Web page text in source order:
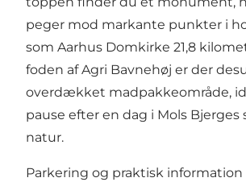
peger mod markante punkter i
som Aarhus Domkirke 21,8
foden af Agri Bavnehøj er der
overdækket madpakkeområde,
pause efter en dag i Mols Bjerges
natur.
Parkering og praktisk information